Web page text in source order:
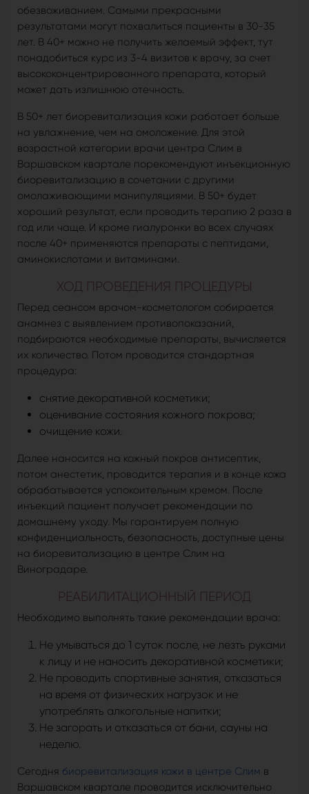
обезвоживанием. Самыми прекрасными
результатами могут похвалиться пациенты в 30-35
лет. В 40+ можно не получить желаемый эффект, тут
понадобиться курс из 3-4 визитов к врачу, за счет
высококонцентрированного препарата, который
может дать излишнюю отечность.
В 50+ лет биоревитализация кожи работает больше
на увлажнение, чем на омоложение. Для этой
возрастной категории врачи центра Слим в
Варшавском квартале порекомендуют инъекционную
биоревитализацию в сочетании с другими
омолаживающими манипуляциями. В 50+ будет
хороший результат, если проводить терапию 2 раза в
год или чаще. И кроме гиалуронки во всех случаях
после 40+ применяются препараты с пептидами,
аминокислотами и витаминами.
ХОД ПРОВЕДЕНИЯ ПРОЦЕДУРЫ
Перед сеансом врачом-косметологом собирается
анамнез с выявлением противопоказаний,
подбираются необходимые препараты, вычисляется
их количество. Потом проводится стандартная
процедура:
снятие декоративной косметики;
оценивание состояния кожного покрова;
очищение кожи.
Далее наносится на кожный покров антисептик,
потом анестетик, проводится терапия и в конце кожа
обрабатывается успокоительным кремом. После
инъекций пациент получает рекомендации по
домашнему уходу. Мы гарантируем полную
конфиденциальность, безопасность, доступные цены
на биоревитализацию в центре Слим на
Виноградаре.
РЕАБИЛИТАЦИОННЫЙ ПЕРИОД
Необходимо выполнять такие рекомендации врача:
Не умываться до 1 суток после, не лезть руками
к лицу и не наносить декоративной косметики;
Не проводить спортивные занятия, отказаться
на время от физических нагрузок и не
употреблять алкогольные напитки;
Не загорать и отказаться от бани, сауны на
неделю.
Сегодня биоревитализация кожи в центре Слим в
Варшавском квартале проводится исключительно